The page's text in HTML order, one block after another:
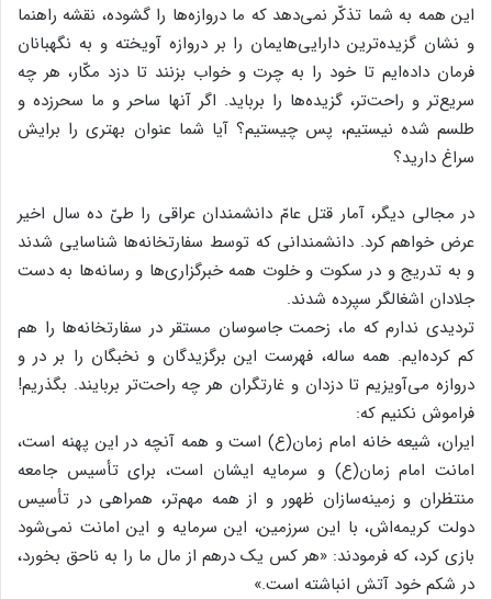
این همه به شما تذکّر نمی‌دهد که ما دروازه‌ها را گشوده، نقشه راهنما
و نشان گزیده‌ترین دارایی‌هایمان را بر دروازه آویخته و به نگهبانان
فرمان داده‌ایم تا خود را به چرت و خواب بزنند تا دزد مکّار، هر چه
سریع‌تر و راحت‌تر، گزیده‌ها را برباید. اگر آنها ساحر و ما سحرزده و
طلسم شده نیستیم، پس چیستیم؟ آیا شما عنوان بهتری را برایش
سراغ دارید؟
در مجالی دیگر، آمار قتل عامّ دانشمندان عراقی را طیّ ده سال اخیر
عرض خواهم کرد. دانشمندانی که توسط سفارتخانه‌ها شناسایی شدند
و به تدریج و در سکوت و خلوت همه خبرگزاری‌ها و رسانه‌ها به دست
جلادان اشغالگر سپرده شدند.
تردیدی ندارم که ما، زحمت جاسوسان مستقر در سفارتخانه‌ها را هم
کم کرده‌ایم. همه ساله، فهرست این برگزیدگان و نخبگان را بر در و
دروازه می‌آویزیم تا دزدان و غارتگران هر چه راحت‌تر بربایند. بگذریم!
فراموش نکنیم که:
ایران، شیعه خانه امام زمان(ع) است و همه آنچه در این پهنه است،
امانت امام زمان(ع) و سرمایه ایشان است، برای تأسیس جامعه
منتظران و زمینه‌سازان ظهور و از همه مهم‌تر، همراهی در تأسیس
دولت کریمه‌اش، با این سرزمین، این سرمایه و این امانت نمی‌شود
بازی کرد، که فرمودند: «هر کس یک درهم از مال ما را به ناحق بخورد،
در شکم خود آتش انباشته است.»